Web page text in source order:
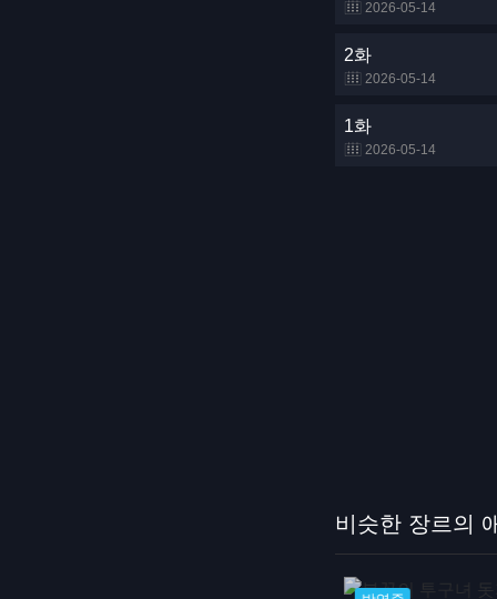
2026-05-14
2화
2026-05-14
1화
2026-05-14
비슷한 장르의